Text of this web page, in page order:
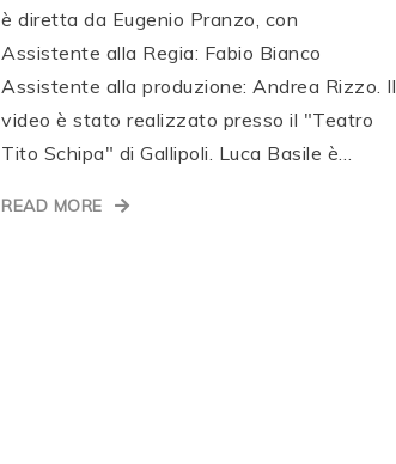
è diretta da Eugenio Pranzo, con
Assistente alla Regia: Fabio Bianco
Assistente alla produzione: Andrea Rizzo. Il
video è stato realizzato presso il "Teatro
Tito Schipa" di Gallipoli. Luca Basile è…
READ MORE